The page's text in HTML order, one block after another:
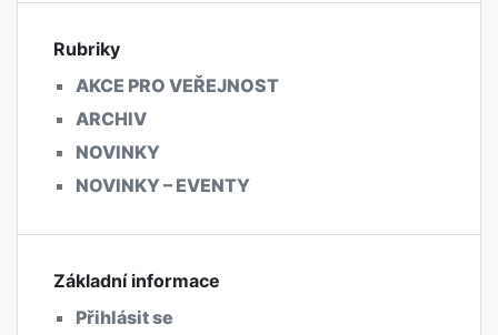
Rubriky
AKCE PRO VEŘEJNOST
ARCHIV
NOVINKY
NOVINKY – EVENTY
Základní informace
Přihlásit se